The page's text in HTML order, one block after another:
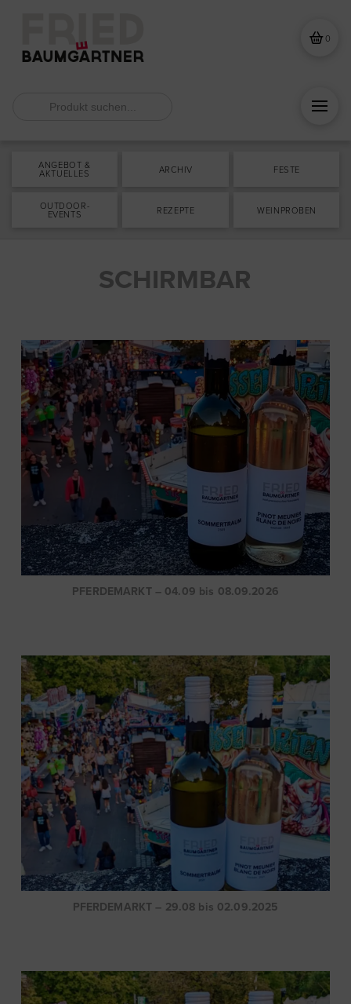
0
ANGEBOT &
AKTUELLES ARCHIV FESTE
OUTDOOR-
EVENTS REZEPTE WEINPROBEN
SCHIRMBAR
PFERDEMARKT – 04.09 bis 08.09.2026
PFERDEMARKT – 29.08 bis 02.09.2025